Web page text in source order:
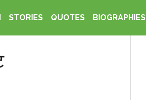
STORIES QUOTES BIOGRAPHIES